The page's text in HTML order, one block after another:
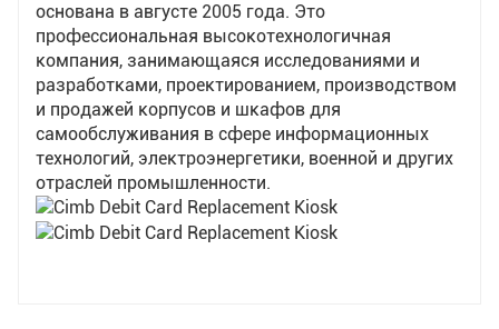
счетчиков — 8 минут, а для смарт-счетчиков —
всего 2 минуты 40 секунд...
основана в августе 2005 года. Это
профессиональная высокотехнологичная
компания, занимающаяся исследованиями и
разработками, проектированием, производством
и продажей корпусов и шкафов для
самообслуживания в сфере информационных
технологий, электроэнергетики, военной и других
отраслей промышленности.